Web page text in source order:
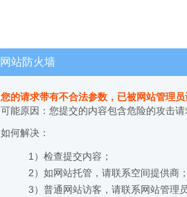
网站防火墙
您的请求带有不合法参数，已被网站管理员
可能原因：您提交的内容包含危险的攻击请
如何解决：
1）检查提交内容；
2）如网站托管，请联系空间提供商；
3）普通网站访客，请联系网站管理员